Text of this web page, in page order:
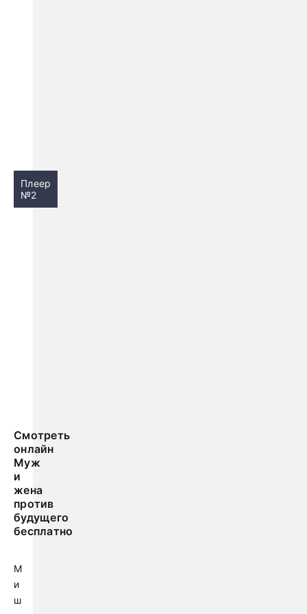
Плеер
№2
Смотреть
онлайн
Муж
и
жена
против
будущего
бесплатно
М
и
ш